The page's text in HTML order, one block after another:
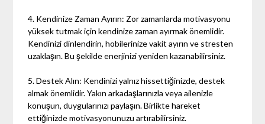
4. Kendinize Zaman Ayırın: Zor zamanlarda motivasyonu
yüksek tutmak için kendinize zaman ayırmak önemlidir.
Kendinizi dinlendirin, hobilerinize vakit ayırın ve stresten
uzaklaşın. Bu şekilde enerjinizi yeniden kazanabilirsiniz.
5. Destek Alın: Kendinizi yalnız hissettiğinizde, destek
almak önemlidir. Yakın arkadaşlarınızla veya ailenizle
konuşun, duygularınızı paylaşın. Birlikte hareket
ettiğinizde motivasyonunuzu artırabilirsiniz.